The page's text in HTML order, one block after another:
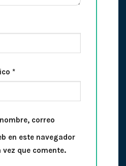
*
correo
en este navegador
que comente.